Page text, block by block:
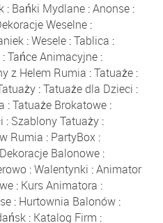
: Bańki Mydlane:Anonse:
Weselne :
:Wesele:Tablica :
:Tańce Animacyjne :
z Helem Rumia :Tatuaże:
:Tatuaże dla Dzieci :
:Tatuaże Brokatowe:
: Szablony Tatuaży :
Rumia : PartyBox:
Dekoracje Balonowe :
:Walentynki :Animator
: Kurs Animatora :
: Hurtownia Balonów :
: Katalog Firm :